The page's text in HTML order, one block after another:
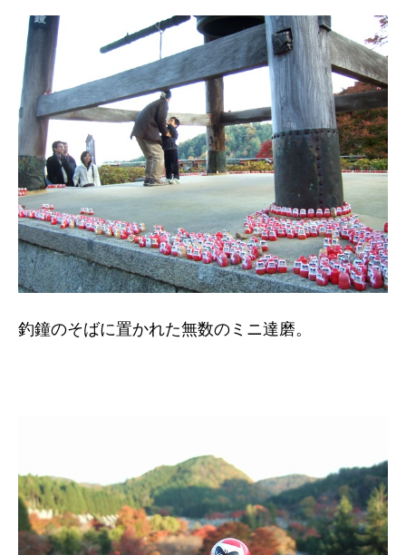
釣鐘のそばに置かれた無数のミニ達磨。